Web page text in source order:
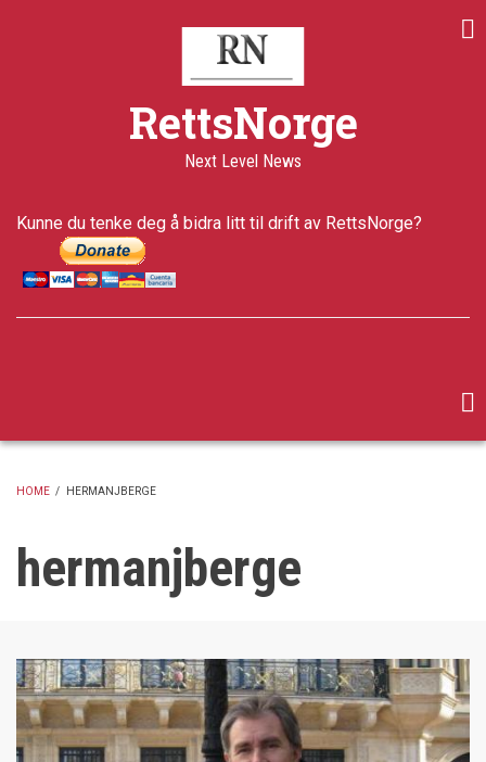
RettsNorge
Next Level News
Kunne du tenke deg å bidra litt til drift av RettsNorge?
HOME / HERMANJBERGE
hermanjberge